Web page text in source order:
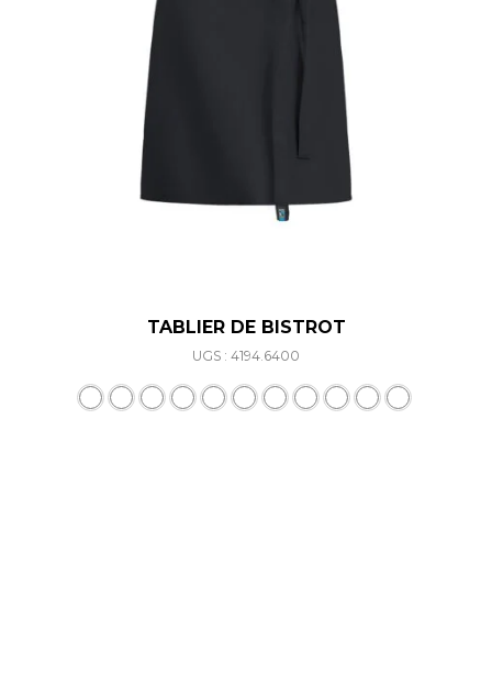
TABLIER DE BISTROT
UGS : 4194.6400